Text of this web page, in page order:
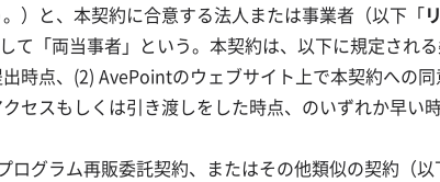
。）と、本契約に合意する法人または事業者（以下「
「両当事者」という。本契約は、以下に規定され
時点、(2) AvePointのウェブサイト上で本契約への
スもしくは引き渡しをした時点、のいずれか早い
グラム再販委託契約、またはその他類似の契約（